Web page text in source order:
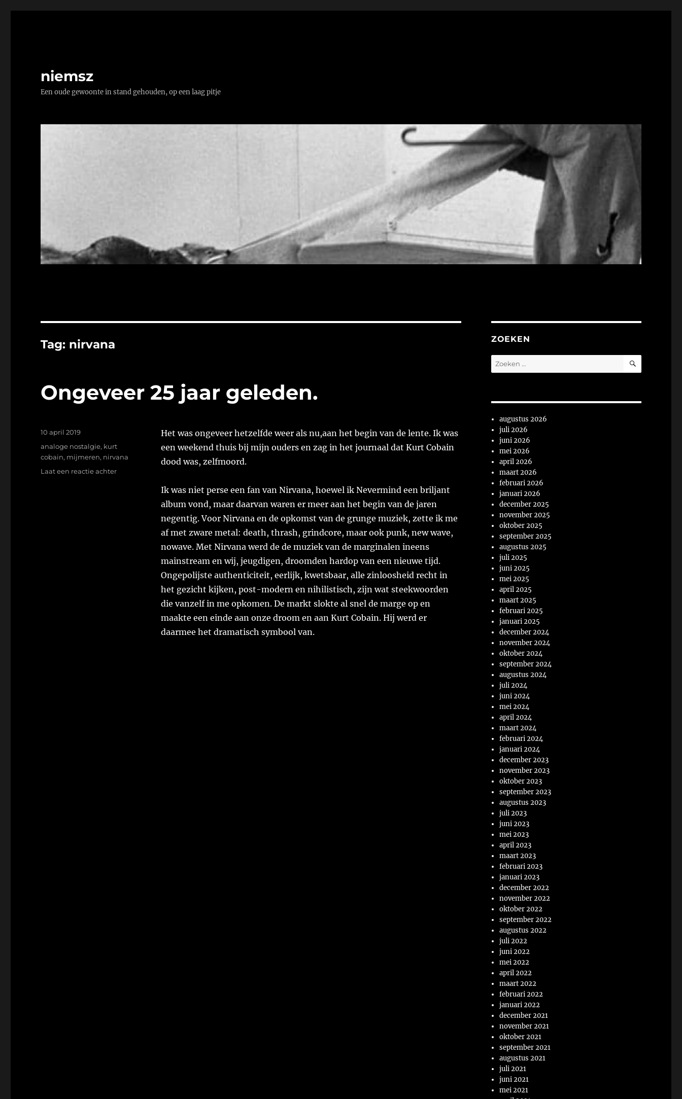
niemsz
Een oude gewoonte in stand gehouden, op een laag pitje
Tag: nirvana
Ongeveer 25 jaar geleden.
Het was ongeveer hetzelfde weer als nu,aan het begin van de lente. Ik was
een weekend thuis bij mijn ouders en zag in het journaal dat Kurt Cobain
dood was, zelfmoord.
Ik was niet perse een fan van Nirvana, hoewel ik Nevermind een briljant
album vond, maar daarvan waren er meer aan het begin van de jaren
negentig. Voor Nirvana en de opkomst van de grunge muziek, zette ik me
af met zware metal: death, thrash, grindcore, maar ook punk, new wave,
nowave. Met Nirvana werd de de muziek van de marginalen ineens
mainstream en wij, jeugdigen, droomden hardop van een nieuwe tijd.
Ongepolijste authenticiteit, eerlijk, kwetsbaar, alle zinloosheid recht in
het gezicht kijken, post-modern en nihilistisch, zijn wat steekwoorden
die vanzelf in me opkomen. De markt slokte al snel de marge op en
maakte een einde aan onze droom en aan Kurt Cobain. Hij werd er
daarmee het dramatisch symbool van.
Geplaatst
10 april 2019
Tags
analoge nostalgie, kurt
cobain, mijmeren, nirvana
Laat een reactie achterop
ZOEKEN
Zoeken
naar:
ZOEKEN
augustus 2026
juli 2026
juni 2026
mei 2026
april 2026
maart 2026
februari 2026
januari 2026
december 2025
november 2025
oktober 2025
september 2025
augustus 2025
juli 2025
juni 2025
mei 2025
april 2025
maart 2025
februari 2025
januari 2025
december 2024
november 2024
oktober 2024
september 2024
augustus 2024
juli 2024
juni 2024
mei 2024
april 2024
maart 2024
februari 2024
januari 2024
december 2023
november 2023
oktober 2023
september 2023
augustus 2023
juli 2023
juni 2023
mei 2023
april 2023
maart 2023
februari 2023
januari 2023
december 2022
november 2022
oktober 2022
september 2022
augustus 2022
juli 2022
juni 2022
mei 2022
april 2022
maart 2022
februari 2022
januari 2022
december 2021
november 2021
oktober 2021
september 2021
augustus 2021
juli 2021
juni 2021
mei 2021